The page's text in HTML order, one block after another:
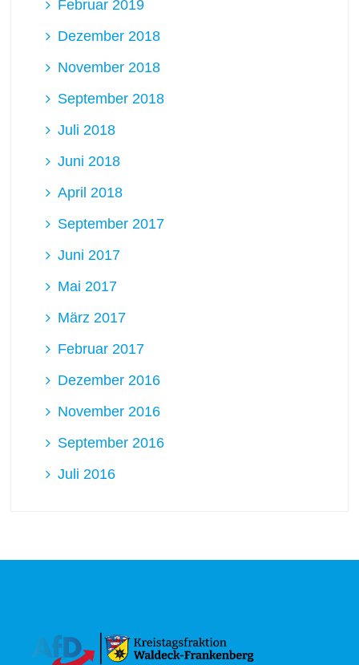
Februar 2019
Dezember 2018
November 2018
September 2018
Juli 2018
Juni 2018
April 2018
September 2017
Juni 2017
Mai 2017
März 2017
Februar 2017
Dezember 2016
November 2016
September 2016
Juli 2016